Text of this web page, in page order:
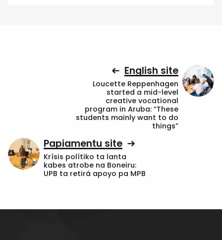
English site
Loucette Reppenhagen
started a mid-level
creative vocational
program in Aruba: “These
students mainly want to do
things”
Papiamentu site
Krísis polítiko ta lanta
kabes atrobe na Boneiru:
UPB ta retirá apoyo pa MPB